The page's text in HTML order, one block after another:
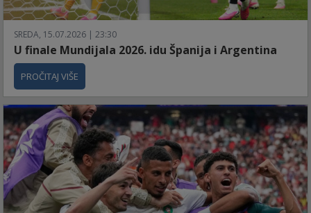
SREDA, 15.07.2026 | 23:30
U finale Mundijala 2026. idu Španija i Argentina
PROČITAJ VIŠE